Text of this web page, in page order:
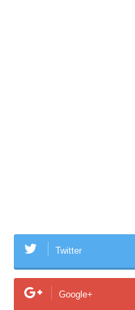
Twitter
Google+